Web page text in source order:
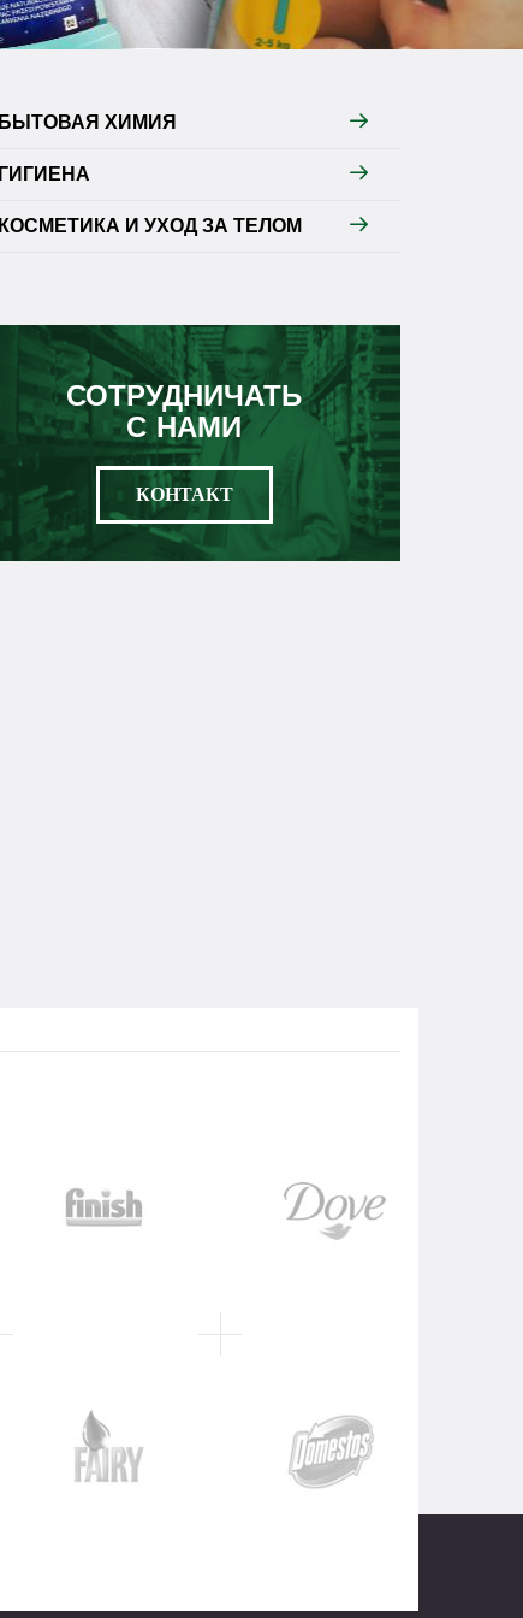
БЫТОВАЯ ХИМИЯ
ГИГИЕНА
КОСМЕТИКА И УХОД ЗА ТЕЛОМ
СОТРУДНИЧАТЬ
С НАМИ
КОНТАКТ